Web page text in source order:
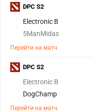
Electronic B
5ManMidas
Перейти на матч
DPC S2
Electronic B
DogChamp
Перейти на матч
DPC S2